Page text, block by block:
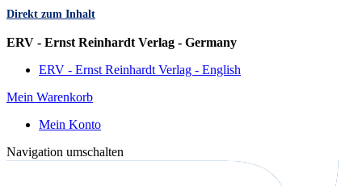
Direkt zum Inhalt
ERV - Ernst Reinhardt Verlag - Germany
ERV - Ernst Reinhardt Verlag - English
Mein Warenkorb
Mein Konto
Navigation umschalten